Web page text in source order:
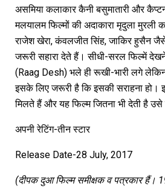
असमिया कलाकार कैनी बसुमातारी और
मलयालम फिल्मों की अदाकारा मृदुला मुरली
राजेश खेरा, कंवलजीत सिंह, जाकिर हुसैन
जरूरी सहारा देते हैं। सीधी-सरल फिल्में
(Raag Desh) भले ही रूखी-भारी लगे
इसके लिए जरूरी है कि इसकी सराहना हो।
मिलते हैं और यह फिल्म जितना भी देती है उसे
अपनी रेटिंग-तीन स्टार
Release Date-28 July, 2017
(दीपक दुआ फिल्म समीक्षक व पत्रकार हैं।